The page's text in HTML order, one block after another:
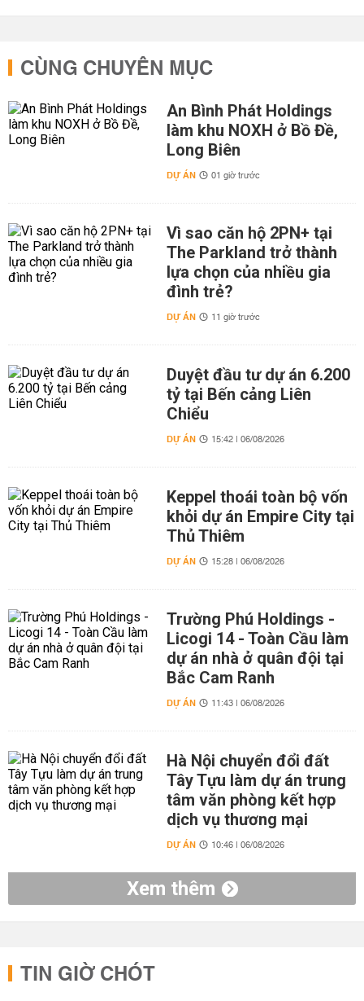
CÙNG CHUYÊN MỤC
An Bình Phát Holdings
làm khu NOXH ở Bồ Đề,
Long Biên
DỰ ÁN 01 giờ trước
Vì sao căn hộ 2PN+ tại
The Parkland trở thành
lựa chọn của nhiều gia
đình trẻ?
DỰ ÁN 11 giờ trước
Duyệt đầu tư dự án 6.200
tỷ tại Bến cảng Liên
Chiểu
DỰ ÁN 15:42 | 06/08/2026
Keppel thoái toàn bộ vốn
khỏi dự án Empire City tại
Thủ Thiêm
DỰ ÁN 15:28 | 06/08/2026
Trường Phú Holdings -
Licogi 14 - Toàn Cầu làm
dự án nhà ở quân đội tại
Bắc Cam Ranh
DỰ ÁN 11:43 | 06/08/2026
Hà Nội chuyển đổi đất
Tây Tựu làm dự án trung
tâm văn phòng kết hợp
dịch vụ thương mại
DỰ ÁN 10:46 | 06/08/2026
Xem thêm
TIN GIỜ CHÓT